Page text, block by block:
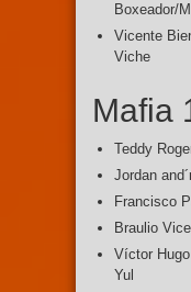
Boxeador/
Vicente
Viche
Mafia
Teddy
Jordan
Francisco
Braulio
Víctor
Yul